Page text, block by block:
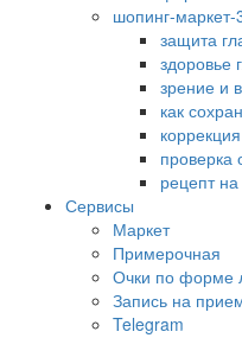
шопинг-маркет-
защита
здоровье
зрение и
как
проверка
рецепт на
Сервисы
Маркет
Примерочная
Очки по форме
Запись на
Telegram